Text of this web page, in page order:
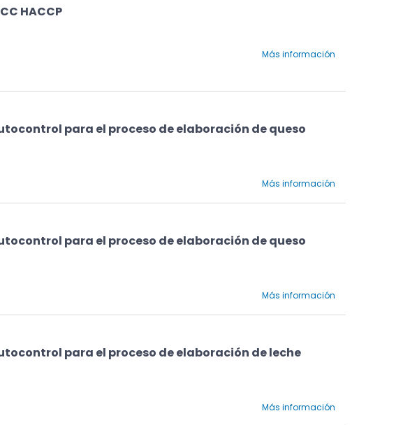
HACCP
Más información
para el proceso de elaboración de queso
Más información
para el proceso de elaboración de queso
Más información
para el proceso de elaboración de leche
Más información